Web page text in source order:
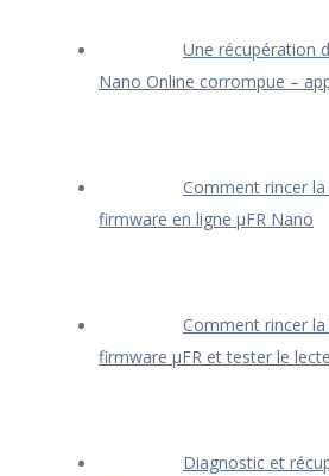
Une récupération
Nano Online corrompue –
Comment rincer
firmware en ligne μFR Nano
Comment rincer
firmware μFR et tester le
Diagnostic et